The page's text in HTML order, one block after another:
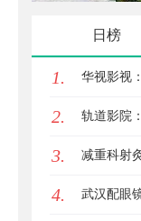
日榜
1. 华视影视
先行者
2. 轨道影院
3. 减重科射
重新时代
4. 武汉配眼